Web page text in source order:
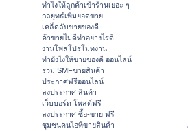
ทําไงให้ลูกค้าเข้าร้านเยอะ ๆ
กลยุทธ์เพิ่มยอดขาย
เคล็ดลับขายของดี
ค้าขายไม่ดีทำอย่างไรดี
งานโพสโปรโมทงาน
ทํายังไงให้ขายของดี ออนไลน์
รวม SMFขายสินค้า
ประกาศฟรีออนไลน์
ลงประกาศ สินค้า
เว็บบอร์ด โพสต์ฟรี
ลงประกาศ ซื้อ-ขาย ฟรี
ชุมชนคนไอทีขายสินค้า